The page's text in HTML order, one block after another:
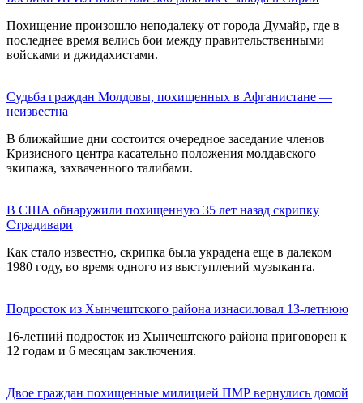
Похищение произошло неподалеку от города Думайр, где в
последнее время велись бои между правительственными
войсками и джидахистами.
Судьба граждан Молдовы, похищенных в Афганистане —
неизвестна
В ближайшие дни состоится очередное заседание членов
Кризисного центра касательно положения молдавского
экипажа, захваченного талибами.
В США обнаружили похищенную 35 лет назад скрипку
Страдивари
Как стало известно, скрипка была украдена еще в далеком
1980 году, во время одного из выступлений музыканта.
Подросток из Хынчештского района изнасиловал 13-летнюю
16-летний подросток из Хынчештского района приговорен к
12 годам и 6 месяцам заключения.
Двое граждан похищенные милицией ПМР вернулись домой